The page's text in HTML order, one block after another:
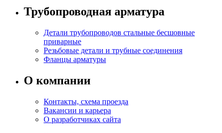
Трубопроводная арматура
Детали трубопроводов стальные бесшовные
приварные
Резьбовые детали и трубные соединения
Фланцы арматуры
О компании
Контакты, схема проезда
Вакансии и карьера
О разработчиках сайта